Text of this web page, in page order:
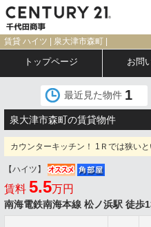
賃貸 ハイツ | 泉大津市森町 |
トップページ お問
最近見た物件 1
泉大津市森町の賃貸物件
カウンターキッチン！ 1Ｒでは狭いと
【ハイツ】
賃料 5.5万円
南海電鉄南海本線 松ノ浜駅 徒歩